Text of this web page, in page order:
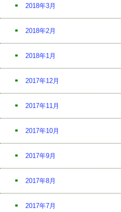
2018年3月
2018年2月
2018年1月
2017年12月
2017年11月
2017年10月
2017年9月
2017年8月
2017年7月